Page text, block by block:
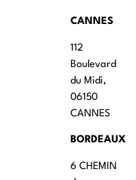
CANNES
112
Boulevard
du Midi,
06150
CANNES
BORDEAUX
6 CHEMIN